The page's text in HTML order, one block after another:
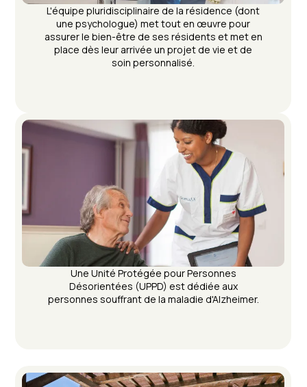
L'équipe pluridisciplinaire de la résidence (dont
une psychologue) met tout en œuvre pour
assurer le bien-être de ses résidents et met en
place dès leur arrivée un projet de vie et de
soin personnalisé.
Une Unité Protégée pour Personnes
Désorientées (UPPD) est dédiée aux
personnes souffrant de la maladie d'Alzheimer.